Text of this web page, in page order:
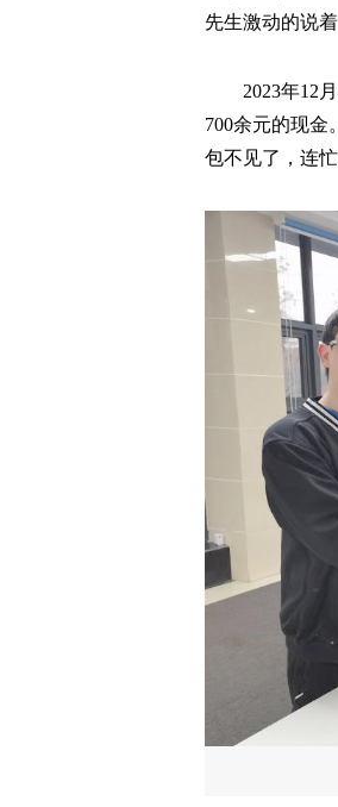
先生激动的说
2023年12
700余元的现
包不见了，连